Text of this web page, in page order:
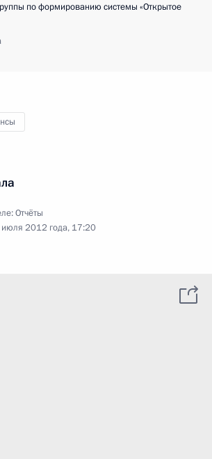
по формированию системы «Открытое
Отчёты
2012 года, 17:20